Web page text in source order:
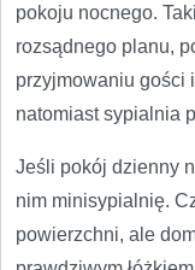
pokoju nocnego.
rozsądnego planu,
przyjmowaniu gości
natomiast sypialnia
Jeśli pokój dzienny
nim minisypialnię.
powierzchni, ale